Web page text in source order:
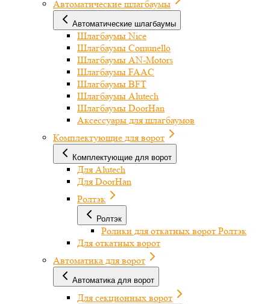
Автоматические шлагбаумы
Автоматические шлагбаумы
Шлагбаумы Nice
Шлагбаумы Comunello
Шлагбаумы AN-Motors
Шлагбаумы FAAC
Шлагбаумы BFT
Шлагбаумы Alutech
Шлагбаумы DoorHan
Аксессуары для шлагбаумов
Комплектующие для ворот
Комплектующие для ворот
Для Alutech
Для DoorHan
Ролтэк
Ролтэк
Ролики для откатных ворот Ролтэк
Для откатных ворот
Автоматика для ворот
Автоматика для ворот
Для секционных ворот